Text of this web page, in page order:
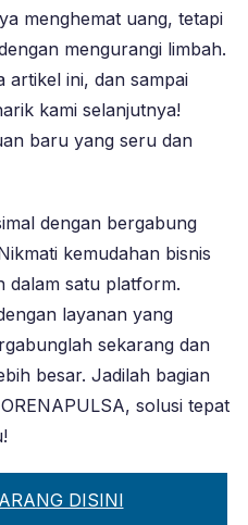
menghemat uang, tetapi
mengurangi limbah.
artikel ini, dan sampai
kami selanjutnya!
baru yang seru dan
dengan bergabung
kemudahan bisnis
dalam satu platform.
layanan yang
sekarang dan
besar. Jadilah bagian
solusi tepat
DISINI